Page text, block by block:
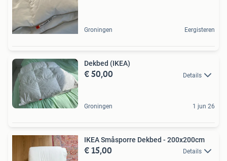
Groningen Eergisteren
Dekbed (IKEA)
€ 50,00 Details
Groningen 1 jun 26
IKEA Småsporre Dekbed - 200x200cm
€ 15,00 Details